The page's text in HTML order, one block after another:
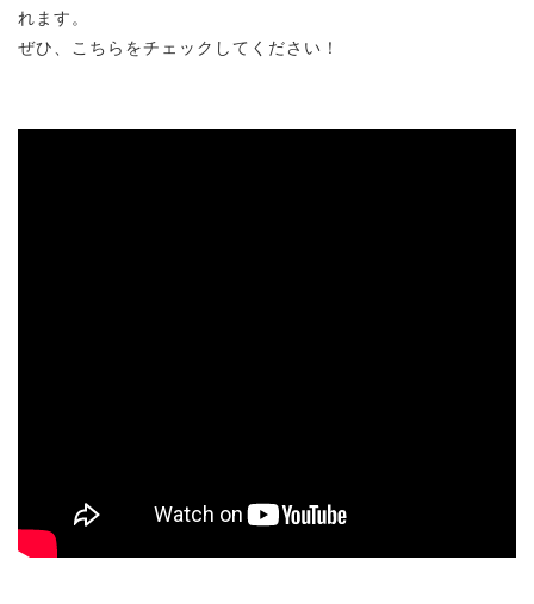
れます。
ぜひ、こちらをチェックしてください！